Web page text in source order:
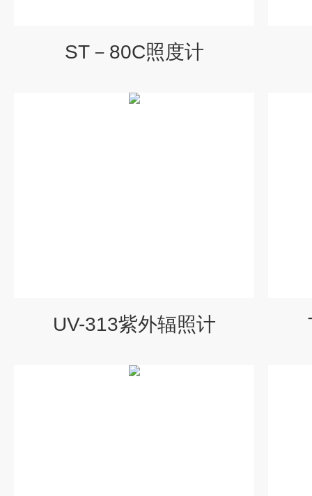
ST－80C照度计
UV-313紫外辐照计